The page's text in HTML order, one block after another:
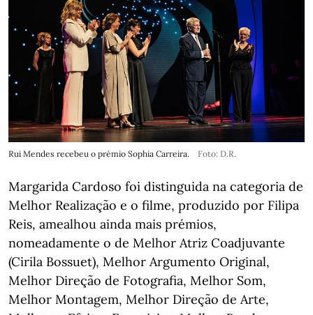
Rui Mendes recebeu o prémio Sophia Carreira. Foto: D.R.
Margarida Cardoso foi distinguida na categoria de
Melhor Realização e o filme, produzido por Filipa
Reis, amealhou ainda mais prémios,
nomeadamente o de Melhor Atriz Coadjuvante
(Cirila Bossuet), Melhor Argumento Original,
Melhor Direção de Fotografia, Melhor Som,
Melhor Montagem, Melhor Direção de Arte,